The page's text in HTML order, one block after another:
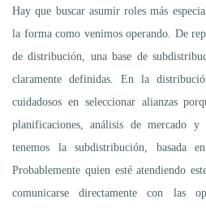
Hay que buscar asumir roles más
la forma como venimos operando. De
de distribución, una base de
claramente definidas. En la
cuidadosos en seleccionar alianzas
planificaciones, análisis de mercado
tenemos la subdistribución, basada
Probablemente quien esté atendiendo
comunicarse directamente con las